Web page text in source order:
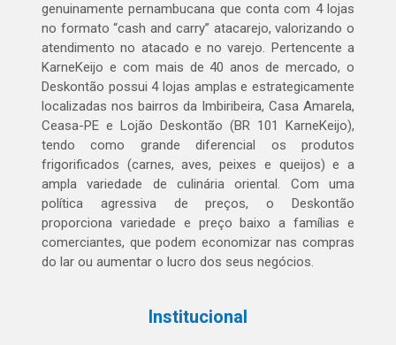
genuinamente pernambucana que conta com 4 lojas
no formato “cash and carry” atacarejo, valorizando o
atendimento no atacado e no varejo. Pertencente a
KarneKeijo e com mais de 40 anos de mercado, o
Deskontão possui 4 lojas amplas e estrategicamente
localizadas nos bairros da Imbiribeira, Casa Amarela,
Ceasa-PE e Lojão Deskontão (BR 101 KarneKeijo),
tendo como grande diferencial os produtos
frigorificados (carnes, aves, peixes e queijos) e a
ampla variedade de culinária oriental. Com uma
política agressiva de preços, o Deskontão
proporciona variedade e preço baixo a famílias e
comerciantes, que podem economizar nas compras
do lar ou aumentar o lucro dos seus negócios.
Institucional